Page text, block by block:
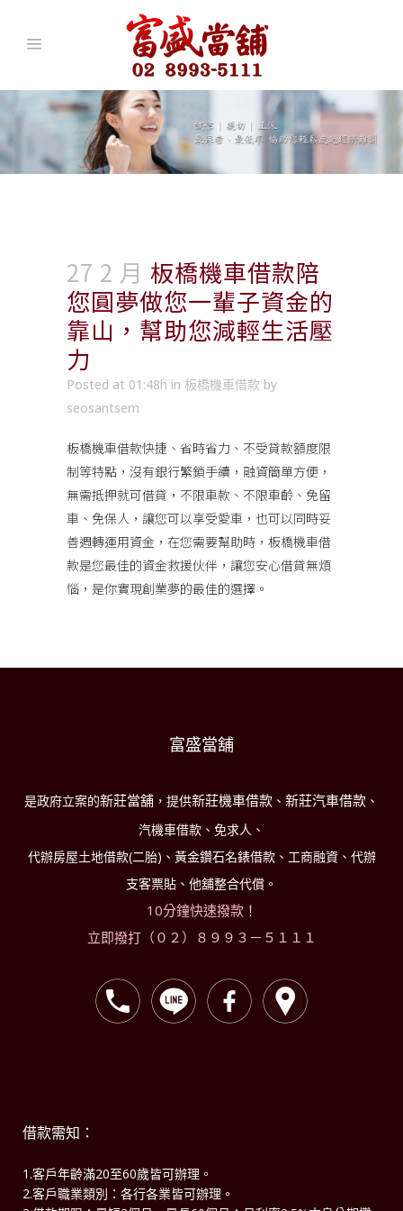
27 2 月 板橋機車借款陪
您圓夢做您一輩子資金的
靠山，幫助您減輕生活壓
力
Posted at 01:48h in 板橋機車借款 by
seosantsem
板橋機車借款快捷、省時省力、不受貸款額度限
制等特點，沒有銀行繁鎖手續，融資簡單方便，
無需抵押就可借貸，不限車款、不限車齡、免留
車、免保人，讓您可以享受愛車，也可以同時妥
善週轉運用資金，在您需要幫助時，板橋機車借
款是您最佳的資金救援伙伴，讓您安心借貸無煩
惱，是你實現創業夢的最佳的選擇。
富盛當舖
是政府立案的新莊當舖 ，提供新莊機車借款 、 新莊汽車借款 、
汽機車借款、免求人、
代辦房屋土地借款(二胎)、黃金鑽石名錶借款、工商融資、代辦
支客票貼、他舖整合代償。
10分鐘快速撥款！
立即撥打（０２）８９９３－５１１１
借款需知：
1.客戶年齡滿20至60歲皆可辦理。
2.客戶職業類別：各行各業皆可辦理。